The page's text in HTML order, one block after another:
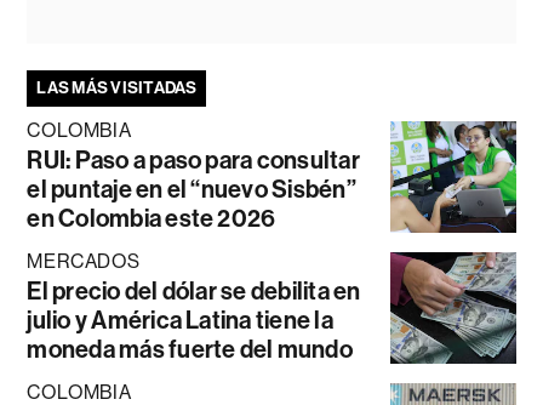
LAS MÁS VISITADAS
COLOMBIA
RUI: Paso a paso para consultar
el puntaje en el “nuevo Sisbén”
en Colombia este 2026
MERCADOS
El precio del dólar se debilita en
julio y América Latina tiene la
moneda más fuerte del mundo
COLOMBIA